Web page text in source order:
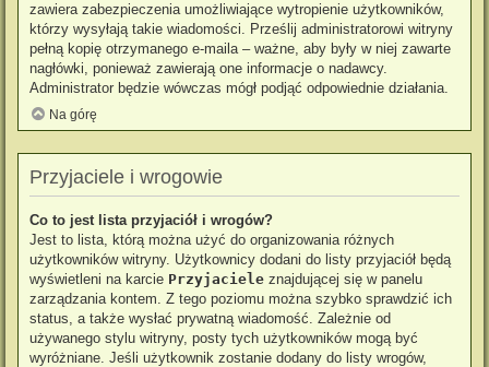
zawiera zabezpieczenia umożliwiające wytropienie użytkowników,
którzy wysyłają takie wiadomości. Prześlij administratorowi witryny
pełną kopię otrzymanego e-maila – ważne, aby były w niej zawarte
nagłówki, ponieważ zawierają one informacje o nadawcy.
Administrator będzie wówczas mógł podjąć odpowiednie działania.
Na górę
Przyjaciele i wrogowie
Co to jest lista przyjaciół i wrogów?
Jest to lista, którą można użyć do organizowania różnych
użytkowników witryny. Użytkownicy dodani do listy przyjaciół będą
wyświetleni na karcie Przyjaciele znajdującej się w panelu
zarządzania kontem. Z tego poziomu można szybko sprawdzić ich
status, a także wysłać prywatną wiadomość. Zależnie od
używanego stylu witryny, posty tych użytkowników mogą być
wyróżniane. Jeśli użytkownik zostanie dodany do listy wrogów,